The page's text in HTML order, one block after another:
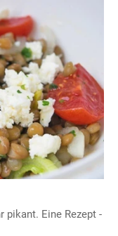
pikant. Eine Rezept -